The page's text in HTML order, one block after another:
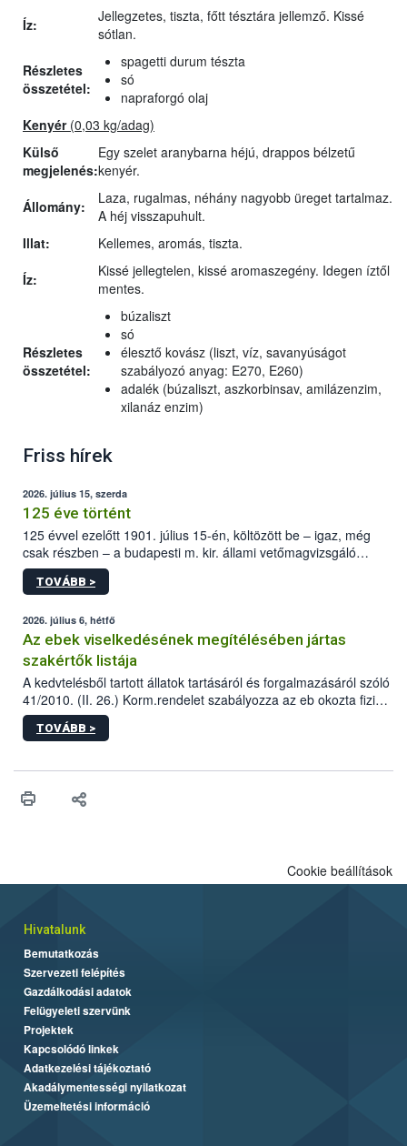
Íz:
Jellegzetes, tiszta, főtt tésztára jellemző. Kissé
sótlan.
Részletes
összetétel:
spagetti durum tészta
só
napraforgó olaj
Kenyér(0,03 kg/adag)
Külső
megjelenés:
Egy szelet aranybarna héjú, drappos bélzetű
kenyér.
Állomány:
Laza, rugalmas, néhány nagyobb üreget tartalmaz.
A héj visszapuhult.
Illat:
Kellemes, aromás, tiszta.
Íz:
Kissé jellegtelen, kissé aromaszegény. Idegen íztől
mentes.
Részletes
összetétel:
búzaliszt
só
élesztő kovász (liszt, víz, savanyúságot
szabályozó anyag: E270, E260)
adalék (búzaliszt, aszkorbinsav, amilázenzim,
xilanáz enzim)
Friss hírek
2026. július 15, szerda
125 éve történt
125 évvel ezelőtt 1901. július 15-én, költözött be – igaz, még
csak részben – a budapesti m. kir. állami vetőmagvizsgáló
állomás a Kis Rókus utca 15. szám alatti, Czigler Győző által
tervezett új épületébe.
TOVÁBB >
2026. július 6, hétfő
Az ebek viselkedésének megítélésében jártas
szakértők listája
A kedvtelésből tartott állatok tartásáról és forgalmazásáról szóló
41/2010. (II. 26.) Korm.rendelet szabályozza az eb okozta fizikai
sérülés, illetve ennek veszélye keletkezésekor felmerülő
hatósági feladatokat, valamint a veszélyes eb tartását és annak
vonni az ebek viselkedésének megítélésében jártas szakértőt.
TOVÁBB >
Cookie beállítások
Hivatalunk
Bemutatkozás
Szervezeti felépítés
Gazdálkodási adatok
Felügyeleti szervünk
Projektek
Kapcsolódó linkek
Adatkezelési tájékoztató
Akadálymentességi nyilatkozat
Üzemeltetési információ